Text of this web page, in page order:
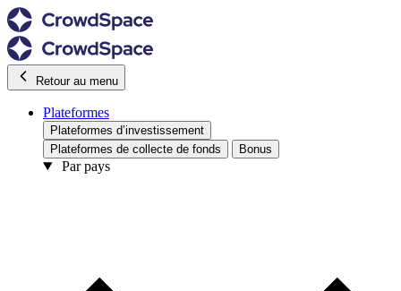
Retour au menu
Plateformes
Plateformes d’investissement
Plateformes de collecte de fonds
Bonus
Par pays